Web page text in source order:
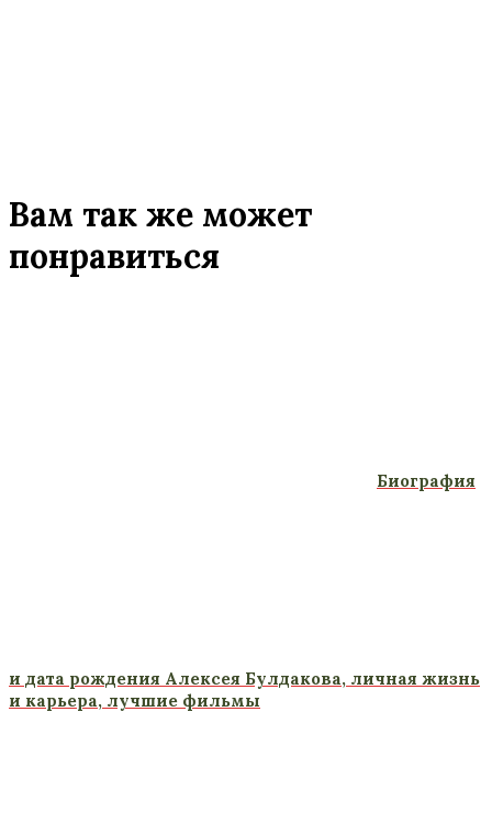
Вам так же может
понравиться
Биография
и дата рождения Алексея Булдакова, личная жизнь
и карьера, лучшие фильмы